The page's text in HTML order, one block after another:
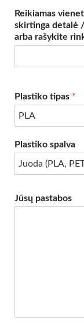
Reikiamas
skirtinga detalė
arba rašykite
Plastiko tipas *
Plastiko spalva
Jūsų pastabos